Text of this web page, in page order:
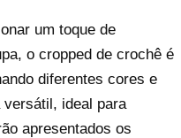
um toque de
o cropped de crochê é
diferentes cores e
ideal para
apresentados os